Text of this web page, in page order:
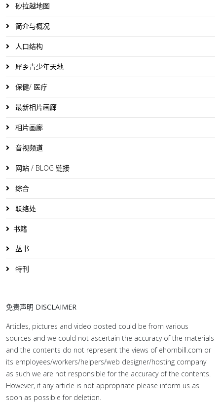
砂拉越地图
简介与概况
人口结构
犀乡青少年天地
保健/ 医疗
最新相片画廊
相片画廊
音视频道
网站 / BLOG 链接
综合
联络处
书籍
丛书
特刊
免责声明 DISCLAIMER
Articles, pictures and video posted could be from various
sources and we could not ascertain the accuracy of the materials
and the contents do not represent the views of ehornbill.com or
its employees/workers/helpers/web designer/hosting company
as such we are not responsible for the accuracy of the contents.
However, if any article is not appropriate please inform us as
soon as possible for deletion.